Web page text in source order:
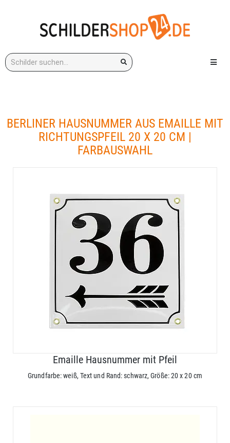
Stichwort: Menü
BERLINER HAUSNUMMER AUS EMAILLE MIT
RICHTUNGSPFEIL 20 X 20 CM |
FARBAUSWAHL
Emaille Hausnummer mit Pfeil
Grundfarbe: weiß, Text und Rand: schwarz, Größe: 20 x 20 cm